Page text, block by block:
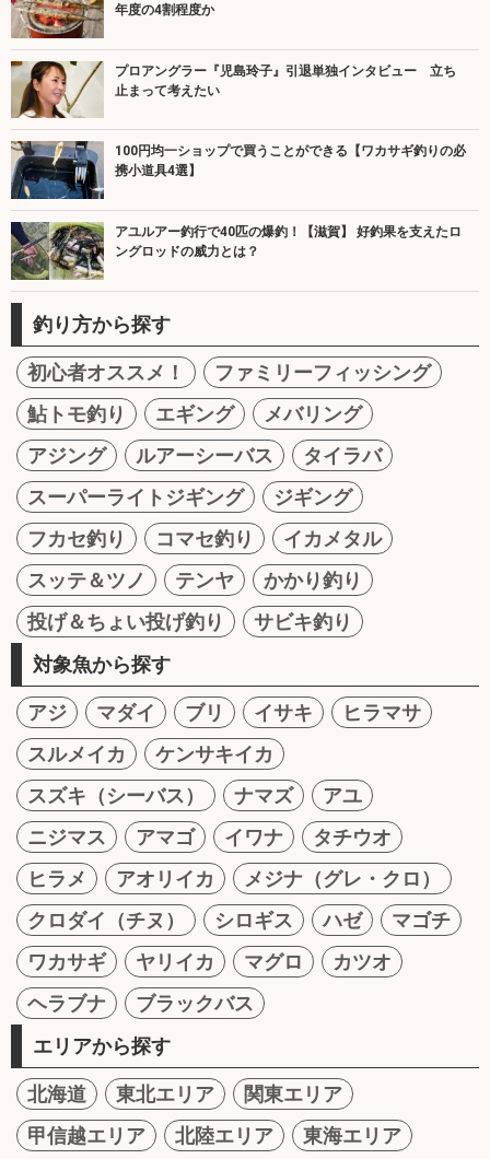
年度の4割程度か
プロアングラー『児島玲子』引退単独インタビュー 立ち
止まって考えたい
100円均一ショップで買うことができる【ワカサギ釣りの必
携小道具4選】
アユルアー釣行で40匹の爆釣！【滋賀】 好釣果を支えたロ
ングロッドの威力とは？
釣り方から探す
初心者オススメ！
ファミリーフィッシング
鮎トモ釣り
エギング
メバリング
アジング
ルアーシーバス
タイラバ
スーパーライトジギング
ジギング
フカセ釣り
コマセ釣り
イカメタル
スッテ＆ツノ
テンヤ
かかり釣り
投げ＆ちょい投げ釣り
サビキ釣り
対象魚から探す
アジ マダイ ブリ イサキ
ヒラマサ
スルメイカ
ケンサキイカ
スズキ（シーバス）
ナマズ
アユ
ニジマス
アマゴ イワナ
タチウオ
ヒラメ
アオリイカ
メジナ（グレ・クロ）
クロダイ（チヌ）
シロギス ハゼ
マゴチ
ワカサギ
ヤリイカ マグロ
カツオ
ヘラブナ
ブラックバス
エリアから探す
北海道 東北エリア
関東エリア
甲信越エリア
北陸エリア
東海エリア